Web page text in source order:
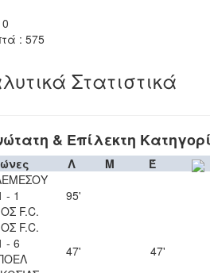
: 575
Στατιστικά
& Επίλεκτη
Λ Μ
Έ
- 1
F.C.
95'
F.C.
- 6
47' 47'